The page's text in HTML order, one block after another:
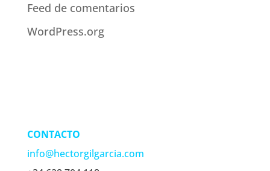
Feed de comentarios
WordPress.org
CONTACTO
info@hectorgilgarcia.com